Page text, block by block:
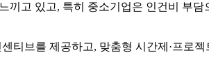
고 있고, 특히 중소기업은 인건비 부담
티브를 제공하고, 맞춤형 시간제·프로젝